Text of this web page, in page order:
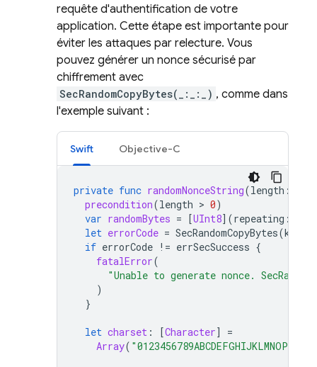
requête d'authentification de votre
application. Cette étape est importante pour
éviter les attaques par relecture. Vous
pouvez générer un nonce sécurisé par
chiffrement avec
SecRandomCopyBytes(_:_:_) , comme dans
l'exemple suivant :
Swift Objective-C
private func randomNonceString(length :
precondition(length > 0)
var randomBytes = [UInt8](repeating :
let errorCode = SecRandomCopyBytes(
if errorCode != errSecSuccess {
fatalError(
"Unable to generate nonce.
)
}
let charset : [Character]
=
Array(